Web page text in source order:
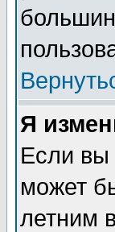
Я
Если вы
может
летним